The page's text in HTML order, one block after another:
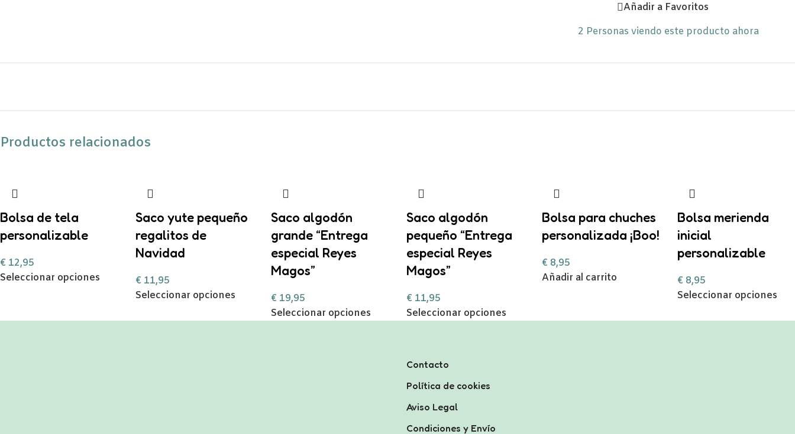
Añadir a Favoritos
2 Personas viendo este producto ahora
Productos relacionados
Bolsa de tela
personalizable
€ 12,95
Seleccionar opciones
Saco yute pequeño
regalitos de
Navidad
€ 11,95
Seleccionar opciones
Saco algodón
grande “Entrega
especial Reyes
Magos”
€ 19,95
Seleccionar opciones
Saco algodón
pequeño “Entrega
especial Reyes
Magos”
€ 11,95
Seleccionar opciones
Bolsa para chuches
personalizada ¡Boo!
€ 8,95
Añadir al carrito
Bolsa merienda
inicial
personalizable
€ 8,95
Seleccionar opciones
Contacto
Política de cookies
Aviso Legal
Condiciones y Envío